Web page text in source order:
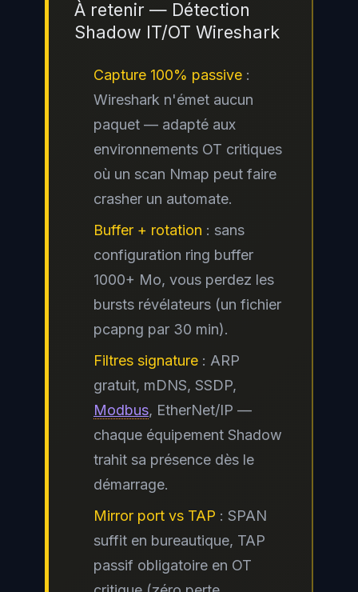
À retenir — Détection
Shadow IT/OT Wireshark
Capture 100% passive :
Wireshark n'émet aucun
paquet — adapté aux
environnements OT critiques
où un scan Nmap peut faire
crasher un automate.
Buffer + rotation : sans
configuration ring buffer
1000+ Mo, vous perdez les
bursts révélateurs (un fichier
pcapng par 30 min).
Filtres signature : ARP
gratuit, mDNS, SSDP,
Modbus, EtherNet/IP —
chaque équipement Shadow
trahit sa présence dès le
démarrage.
Mirror port vs TAP : SPAN
suffit en bureautique, TAP
passif obligatoire en OT